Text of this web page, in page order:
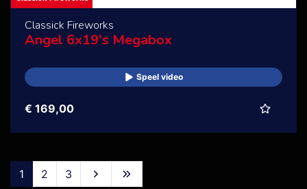
Classick Fireworks
Angel 6x19's Megabox
Speel video
€ 169,00
1 2 3